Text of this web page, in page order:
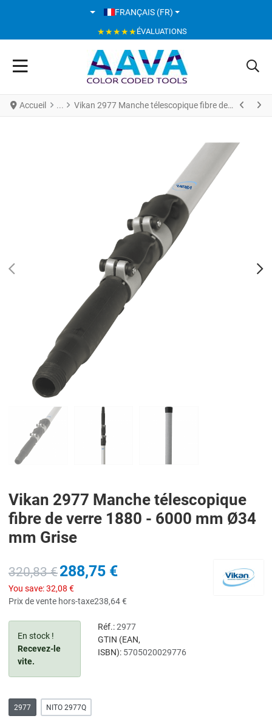
SÉLECTIONNEZ VOTRE LANGUE
FRANÇAIS (FR)
★★★★★ÉVALUATIONS
Accueil Vikan 2977 Manche télescopique fibre de verre 1880 - 6000 mm Ø34 mm Grise
Vikan 2977 Manche télescopique
fibre de verre 1880 - 6000 mm Ø34
mm Grise
320,83 €288,75 €
You save:32,08 €
Prix de vente hors-taxe238,64 €
En stock !
Recevez-le
vite.
Réf.: 2977
GTIN (EAN,
ISBN): 5705020029776
2977 NITO 2977Q